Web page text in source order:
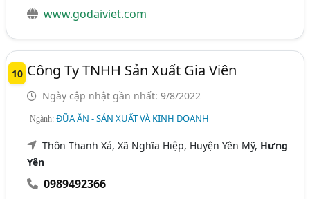
www.godaiviet.com
10 Công Ty TNHH Sản Xuất Gia Viên
Ngày cập nhật gần nhất: 9/8/2022
Ngành:ĐŨA ĂN - SẢN XUẤT VÀ KINH DOANH
Thôn Thanh Xá, Xã Nghĩa Hiệp, Huyện Yên Mỹ, Hưng
Yên
0989492366